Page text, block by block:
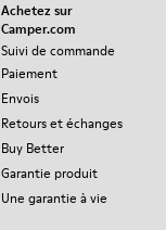
Achetez sur
Camper.com
Suivi de commande
Paiement
Envois
Retours et échanges
Buy Better
Garantie produit
Une garantie à vie